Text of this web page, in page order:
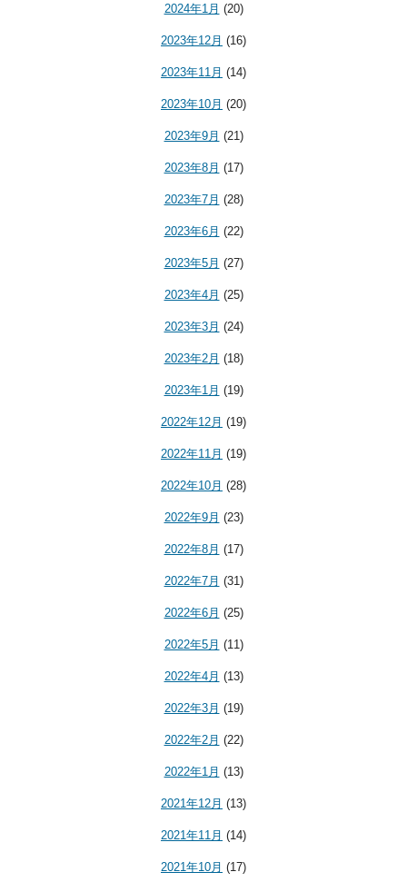
2024年1月 (20)
2023年12月 (16)
2023年11月 (14)
2023年10月 (20)
2023年9月 (21)
2023年8月 (17)
2023年7月 (28)
2023年6月 (22)
2023年5月 (27)
2023年4月 (25)
2023年3月 (24)
2023年2月 (18)
2023年1月 (19)
2022年12月 (19)
2022年11月 (19)
2022年10月 (28)
2022年9月 (23)
2022年8月 (17)
2022年7月 (31)
2022年6月 (25)
2022年5月 (11)
2022年4月 (13)
2022年3月 (19)
2022年2月 (22)
2022年1月 (13)
2021年12月 (13)
2021年11月 (14)
2021年10月 (17)